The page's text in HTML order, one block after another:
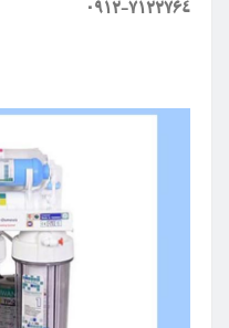
۰۹۱۲-۷۱۲۲۷۶۴